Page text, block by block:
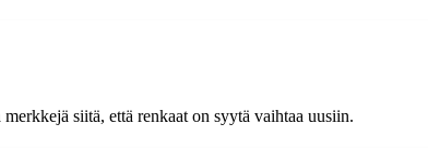
siitä, että renkaat on syytä vaihtaa uusiin.